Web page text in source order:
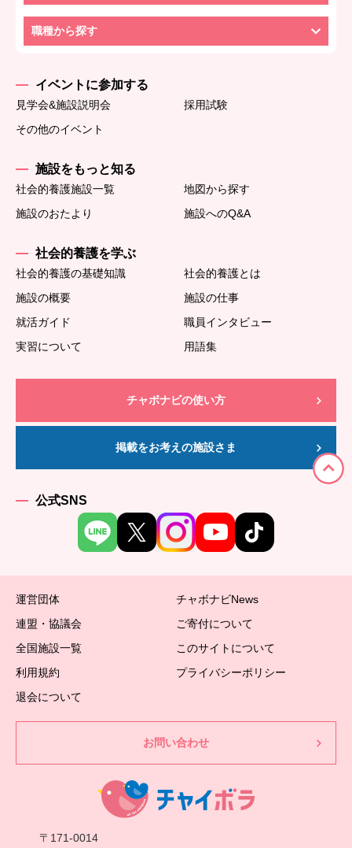
職種から探す
イベントに参加する
見学会&施設説明会
採用試験
その他のイベント
施設をもっと知る
社会的養護施設一覧
地図から探す
施設のおたより
施設へのQ&A
社会的養護を学ぶ
社会的養護の基礎知識
社会的養護とは
施設の概要
施設の仕事
就活ガイド
職員インタビュー
実習について
用語集
チャボナビの使い方
掲載をお考えの施設さま
公式SNS
運営団体
チャボナビNews
連盟・協議会
ご寄付について
全国施設一覧
このサイトについて
利用規約
プライバシーポリシー
退会について
お問い合わせ
〒171-0014